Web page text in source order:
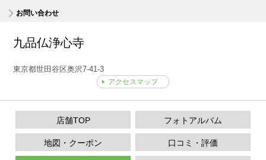
お問い合わせ
九品仏浄心寺
東京都世田谷区奥沢7-41-3
アクセスマップ
店舗TOP フォトアルバム
口コミ・評価
地図・クーポン